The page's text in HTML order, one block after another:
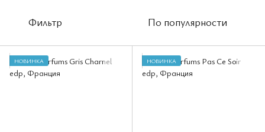
Фильтр По популярности
НОВИНКА НОВИНКА